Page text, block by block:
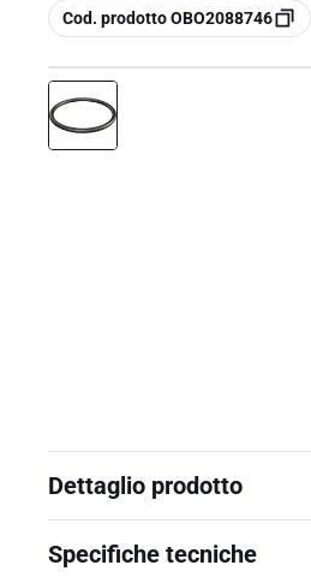
copia
Cod. prodotto OBO2088746
Dettaglio prodotto
Specifiche tecniche